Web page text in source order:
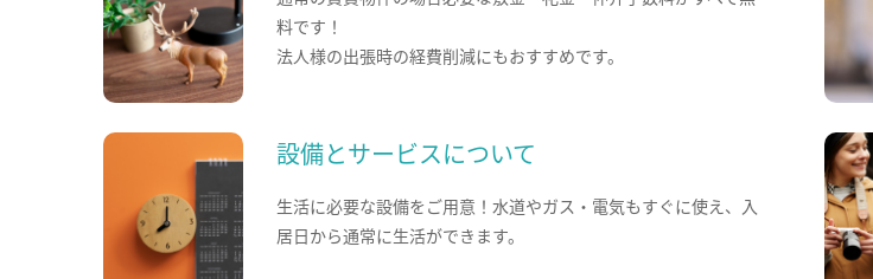
料です！
法人様の出張時の経費削減にもおすすめです。
設備とサービスについて
生活に必要な設備をご用意！水道やガス・電気もすぐに使え、入
居日から通常に生活ができます。